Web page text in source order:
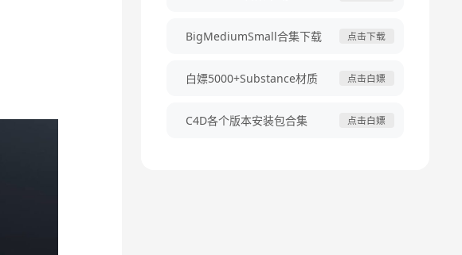
BigMediumSmall合集下载 点击下载
白嫖5000+Substance材质 点击白嫖
C4D各个版本安装包合集 点击白嫖